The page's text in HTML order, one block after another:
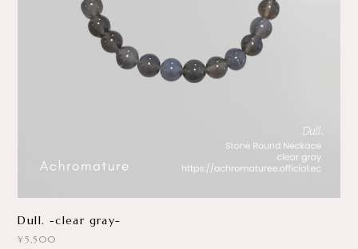
Dull. -clear gray-
¥5,500